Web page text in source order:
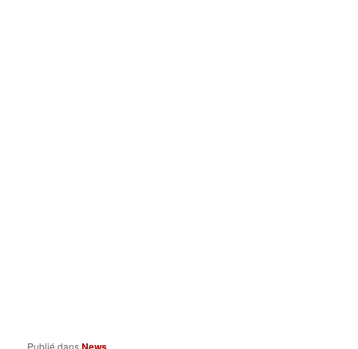
Publié dans